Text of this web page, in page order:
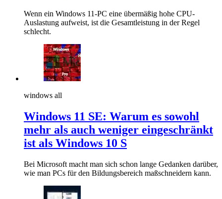
Wenn ein Windows 11-PC eine übermäßig hohe CPU-
Auslastung aufweist, ist die Gesamtleistung in der Regel
schlecht.
windows all
Windows 11 SE: Warum es sowohl
mehr als auch weniger eingeschränkt
ist als Windows 10 S
Bei Microsoft macht man sich schon lange Gedanken darüber,
wie man PCs für den Bildungsbereich maßschneidern kann.